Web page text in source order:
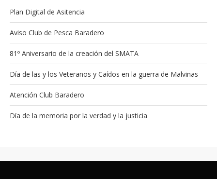
Plan Digital de Asitencia
Aviso Club de Pesca Baradero
81º Aniversario de la creación del SMATA
Día de las y los Veteranos y Caídos en la guerra de Malvinas
Atención Club Baradero
Día de la memoria por la verdad y la justicia